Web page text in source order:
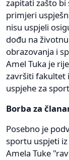
zapitati zašto
primjeri
nisu uspjeli
dođu na
obrazovanja i
Amel Tuka je
završiti fakultet
uspjehe za
Borba za
Posebno je
sportu uspjeti
Amela Tuke